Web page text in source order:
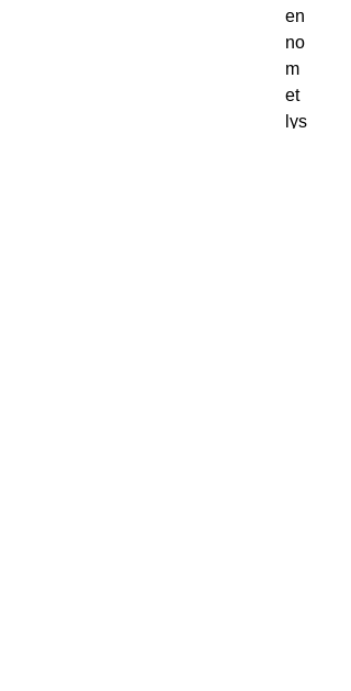
en
no
m
et
lys